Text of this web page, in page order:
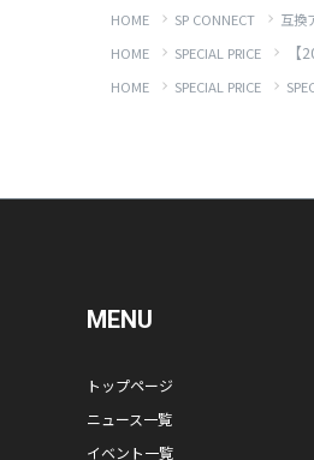
HOME SP CONNECT 互換
HOME SPECIAL PRICE
HOME SPECIAL PRICE
MENU
トップページ
ニュース一覧
イベント一覧